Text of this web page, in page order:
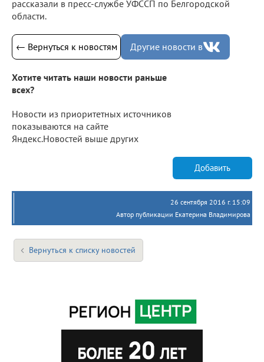
рассказали в пресс-службе УФССП по Белгородской
области.
← Вернуться к новостям Другие новости в
Хотите читать наши новости раньше
всех?
Новости из приоритетных источников
показываются на сайте
Яндекс.Новостей выше других
Добавить
26 сентября 2016 г. 15:09
Автор публикации Екатерина Владимирова
Вернуться к списку новостей